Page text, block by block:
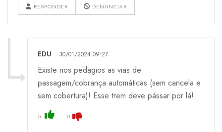
RESPONDER DENUNCIAR
EDU 30/01/2024 09:27
Existe nos pedagios as vias de
passagem/cobrança automáticas (sem cancela e
sem cobertura)! Esse trem deve pássar por lá!
5 0